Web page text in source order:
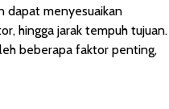
dapat menyesuaikan
hingga jarak tempuh tujuan.
beberapa faktor penting,